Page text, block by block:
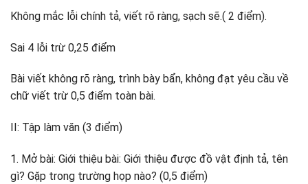
Không mắc lỗi chính tả, viết rõ ràng, sạch sẽ.( 2 điểm).
Sai 4 lỗi trừ 0,25 điểm
Bài viết không rõ ràng, trình bày bẩn, không đạt yêu cầu về
chữ viết trừ 0,5 điểm toàn bài.
II: Tập làm văn (3 điểm)
1. Mở bài: Giới thiệu bài: Giới thiệu được đồ vật định tả, tên
gì? Gặp trong trường họp nào? (0,5 điểm)